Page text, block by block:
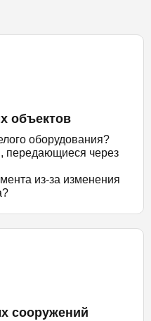
объектов
оборудования?
передающиеся через
из-за изменения
сооружений